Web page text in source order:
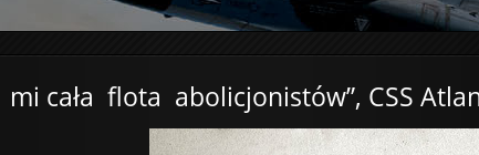
cała flota abolicjonistów”, CSS